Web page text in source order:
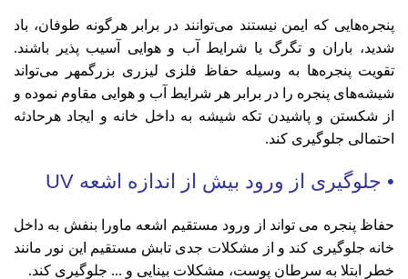
پنجره‌هایی که ایمن نیستند می‌توانند در برابر هرگونه طوفان، باد
شدید، باران و تگرگ یا شرایط آب و هوایی آسیب پذیر باشند.
تقویت پنجره‌ها به وسیله حفاظ فلزی لیزری بزرگمهر می‌تواند
شیشه‌های پنجره را در برابر هر شرایط آب و هوایی مقاوم نموده و
از شکستن و پاشیدن تکه شیشه به داخل خانه و ایجاد هرحادثه
احتمالی جلوگیری کند.
• جلوگیری از ورود بیش از اندازه اشعه UV
حفاظ پنجره می تواند از ورود مستقیم اشعه ماورا بنفش به داخل
خانه جلوگیری کند و از مشکلات جدی تابش مستقیم این نور مانند
خطر ابتلا به سرطان پوست، مشکلات بینایی و ... جلوگیری کند.